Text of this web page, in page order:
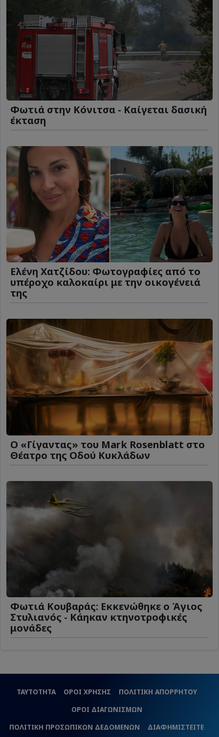
Φωτιά στην Κόνιτσα - Καίγεται δασική
έκταση
Ελένη Χατζίδου: Φωτογραφίες από το
υπέροχο καλοκαίρι με την οικογένειά
της
Ο «Γίγαντας» του Mark Rosenblatt στο
Θέατρο της Οδού Κυκλάδων
Φωτιά Κουβαράς: Εκκενώθηκε ο Άγιος
Στυλιανός - Κάηκαν κτηνοτροφικές
μονάδες
ΤΑΥΤΟΤΗΤΑ ΟΡΟΙ ΧΡΗΣΗΣ
ΠΟΛΙΤΙΚΗ ΑΠΟΡΡΗΤΟΥ
ΟΡΟΙ ΔΙΑΓΩΝΙΣΜΩΝ
ΠΟΛΙΤΙΚΗ ΠΡΟΣΩΠΙΚΩΝ ΔΕΔΟΜΕΝΩΝ
ΔΙΑΦΗΜΙΣΤΕΙΤΕ